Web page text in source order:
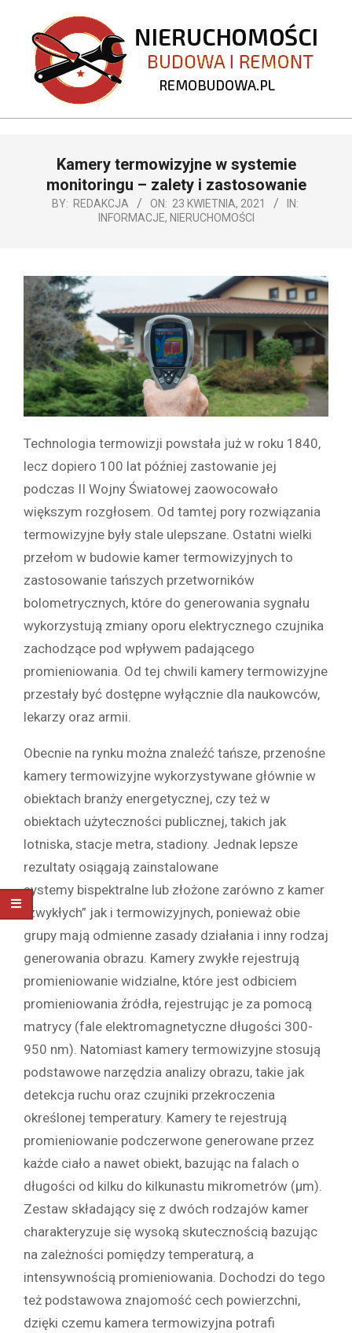
content
REMOBUDOWA.PL
Kamery termowizyjne w systemie
monitoringu – zalety i zastosowanie
BY: REDAKCJA ON: 23 KWIETNIA, 2021
IN:
INFORMACJE, NIERUCHOMOŚCI
Technologia termowizji powstała już w roku 1840,
lecz dopiero 100 lat później zastowanie jej
podczas II Wojny Światowej zaowocowało
większym rozgłosem. Od tamtej pory rozwiązania
termowizyjne były stale ulepszane. Ostatni wielki
przełom w budowie kamer termowizyjnych to
zastosowanie tańszych przetworników
bolometrycznych, które do generowania sygnału
wykorzystują zmiany oporu elektrycznego czujnika
zachodzące pod wpływem padającego
promieniowania. Od tej chwili kamery termowizyjne
przestały być dostępne wyłącznie dla naukowców,
lekarzy oraz armii.
Obecnie na rynku można znaleźć tańsze, przenośne
kamery termowizyjne wykorzystywane głównie w
obiektach branży energetycznej, czy też w
obiektach użyteczności publicznej, takich jak
lotniska, stacje metra, stadiony. Jednak lepsze
rezultaty osiągają zainstalowane
systemy bispektralne lub złożone zarówno z kamer
„zwykłych” jak i termowizyjnych, ponieważ obie
grupy mają odmienne zasady działania i inny rodzaj
generowania obrazu. Kamery zwykłe rejestrują
promieniowanie widzialne, które jest odbiciem
promieniowania źródła, rejestrując je za pomocą
matrycy (fale elektromagnetyczne długości 300-
950 nm). Natomiast kamery termowizyjne stosują
podstawowe narzędzia analizy obrazu, takie jak
detekcja ruchu oraz czujniki przekroczenia
określonej temperatury. Kamery te rejestrują
promieniowanie podczerwone generowane przez
każde ciało a nawet obiekt, bazując na falach o
długości od kilku do kilkunastu mikrometrów (µm).
Zestaw składający się z dwóch rodzajów kamer
charakteryzuje się wysoką skutecznością bazując
na zależności pomiędzy temperaturą, a
intensywnością promieniowania. Dochodzi do tego
też podstawowa znajomość cech powierzchni,
dzięki czemu kamera termowizyjna potrafi